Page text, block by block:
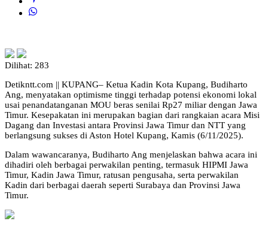
Dilihat: 283
Detikntt.com || KUPANG– Ketua Kadin Kota Kupang, Budiharto
Ang, menyatakan optimisme tinggi terhadap potensi ekonomi lokal
usai penandatanganan MOU beras senilai Rp27 miliar dengan Jawa
Timur. Kesepakatan ini merupakan bagian dari rangkaian acara Misi
Dagang dan Investasi antara Provinsi Jawa Timur dan NTT yang
berlangsung sukses di Aston Hotel Kupang, Kamis (6/11/2025).
Dalam wawancaranya, Budiharto Ang menjelaskan bahwa acara ini
dihadiri oleh berbagai perwakilan penting, termasuk HIPMI Jawa
Timur, Kadin Jawa Timur, ratusan pengusaha, serta perwakilan
Kadin dari berbagai daerah seperti Surabaya dan Provinsi Jawa
Timur.